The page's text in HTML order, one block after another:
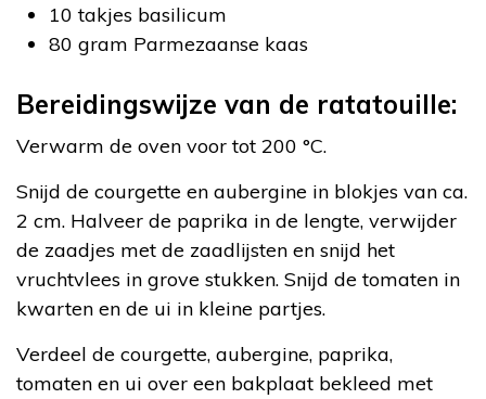
10 takjes basilicum
80 gram Parmezaanse kaas
Bereidingswijze van de ratatouille:
Verwarm de oven voor tot 200 °C.
Snijd de courgette en aubergine in blokjes van ca.
2 cm. Halveer de paprika in de lengte, verwijder
de zaadjes met de zaadlijsten en snijd het
vruchtvlees in grove stukken. Snijd de tomaten in
kwarten en de ui in kleine partjes.
Verdeel de courgette, aubergine, paprika,
tomaten en ui over een bakplaat bekleed met